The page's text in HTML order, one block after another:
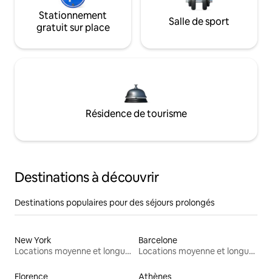
Stationnement
gratuit sur place
Salle de sport
Résidence de tourisme
Destinations à découvrir
Destinations populaires pour des séjours prolongés
New York
Locations moyenne et longue durée
Barcelone
Locations moyenne et longue durée
Florence Athènes